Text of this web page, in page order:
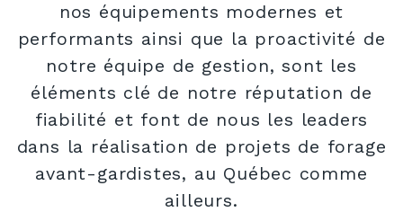
nos équipements modernes et
performants ainsi que la proactivité de
notre équipe de gestion, sont les
éléments clé de notre réputation de
fiabilité et font de nous les leaders
dans la réalisation de projets de forage
avant-gardistes, au Québec comme
ailleurs.